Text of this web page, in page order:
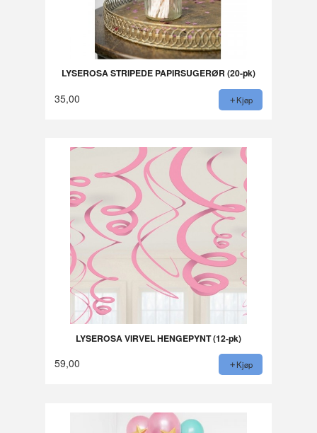
LYSEROSA STRIPEDE PAPIRSUGERØR (20-pk)
35,00 Kjøp
LYSEROSA VIRVEL HENGEPYNT (12-pk)
59,00 Kjøp